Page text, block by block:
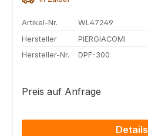
Artikel-Nr.
WL47249
Hersteller
PIERGIACOMI
Hersteller-Nr.
DPF-300
Preis auf Anfrage
Details